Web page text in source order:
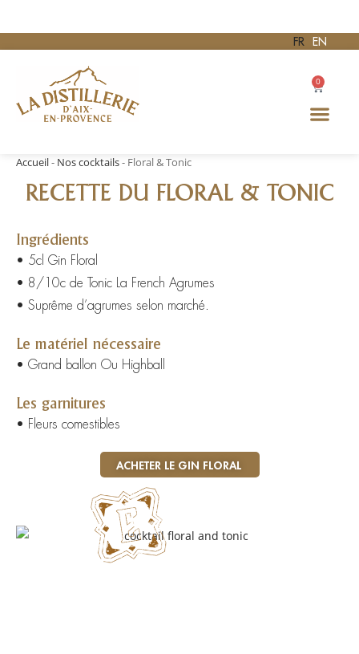
FR EN
0
Accueil- Nos cocktails- Floral & Tonic
RECETTE DU FLORAL & TONIC
Ingrédients
• 5cl Gin Floral
• 8/10c de Tonic La French Agrumes
• Suprême d’agrumes selon marché.
Le matériel nécessaire
• Grand ballon Ou Highball
Les garnitures
• Fleurs comestibles
ACHETER LE GIN FLORAL